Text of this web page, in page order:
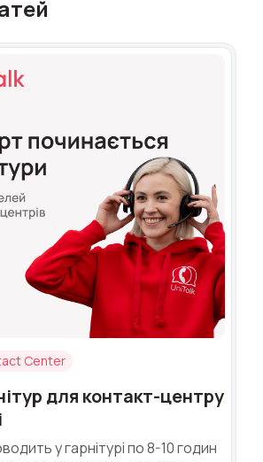
Center
для контакт-центру
у гарнітурі по 8-10 годин